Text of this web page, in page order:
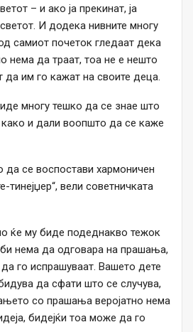
– и ако ја прекинат, ја
И додека нивните многу
самиот почеток гледаат дека
нема да траат, тоа не е нешто
им го кажат на своите деца.
многу тешко да се знае што
и дали воопшто да се каже
се воспостави хармоничен
вели советничката
ќе му биде подеднакво тежок
нема да одговара на прашања,
да го испрашуваат. Вашето дете
да сфати што се случува,
со прашања веројатно нема
бидејќи тоа може да го